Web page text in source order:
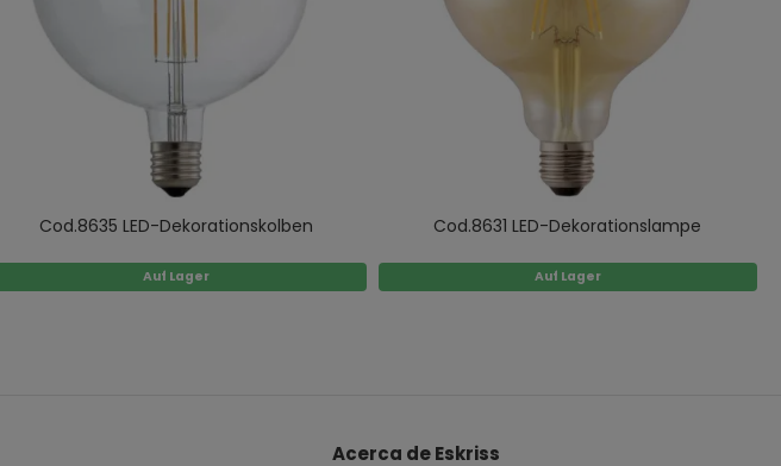
Cod.8635 LED-Dekorationskolben
Auf Lager
Cod.8631 LED-Dekorationslampe
Auf Lager
Acerca de Eskriss